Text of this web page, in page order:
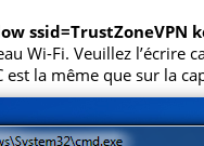
ssid=TrustZoneVPN
Wi-Fi. Veuillez l’écrire
la même que sur la